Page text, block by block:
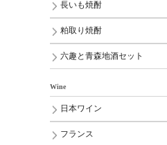
長いも焼酎
粕取り焼酎
六趣と青森地酒セット
Wine
日本ワイン
フランス